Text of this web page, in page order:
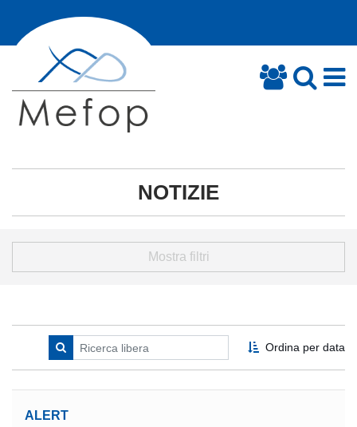
NOTIZIE
Mostra filtri
Ordina per data
ALERT